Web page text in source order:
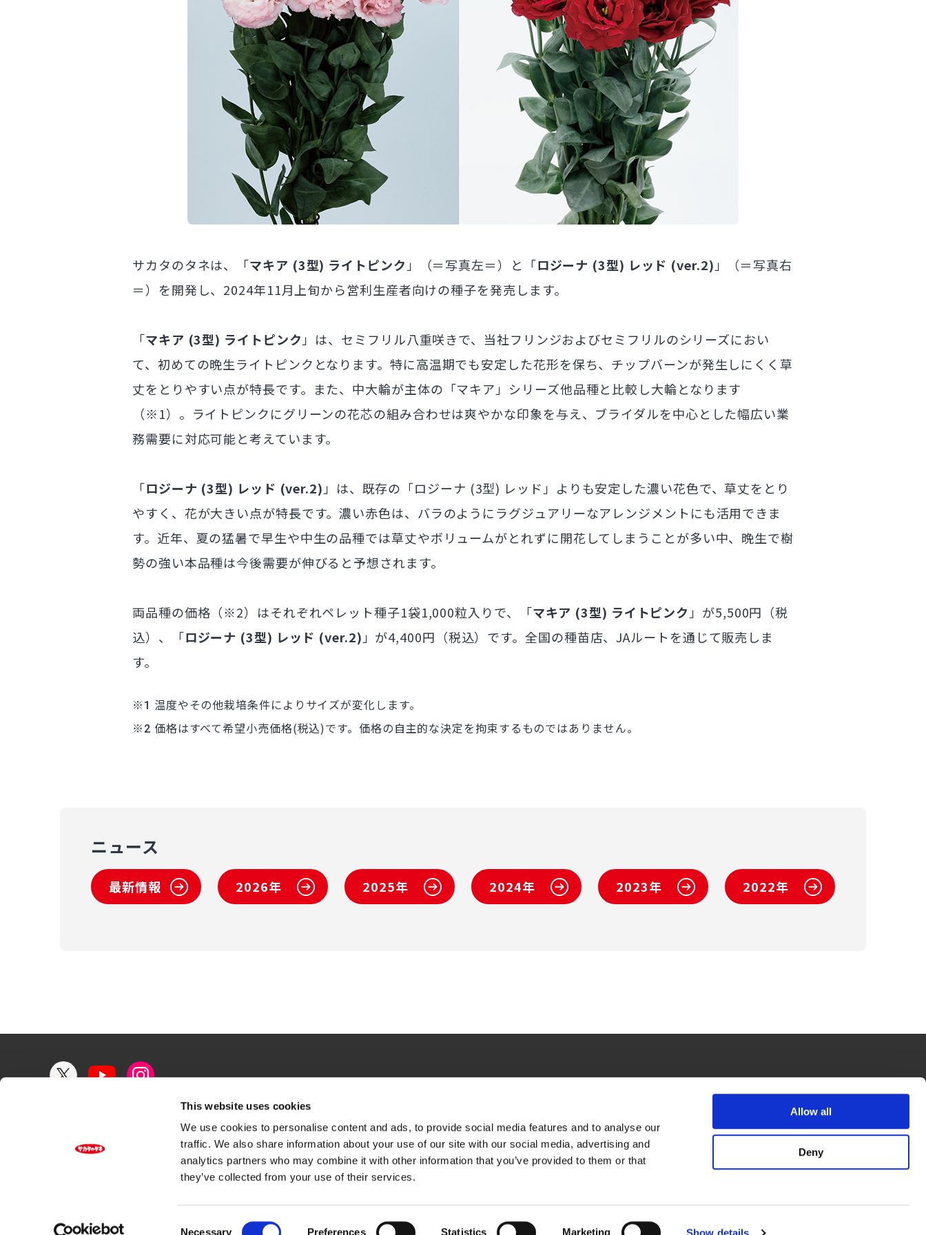
This website uses cookies
We use cookies to personalise content and ads, to provide social media features and to analyse our
traffic. We also share information about your use of our site with our social media, advertising and
analytics partners who may combine it with other information that you’ve provided to them or that
they’ve collected from your use of their services.
Necessary Preferences Statistics Marketing Show details
Allow all
Deny
サカタのタネは、「マキア (3型) ライトピンク」（＝写真左＝）と「ロジーナ (3型) レッド (ver.2)」（＝写真右
＝）を開発し、2024年11月上旬から営利生産者向けの種子を発売します。
「マキア (3型) ライトピンク」は、セミフリル八重咲きで、当社フリンジおよびセミフリルのシリーズにおい
て、初めての晩生ライトピンクとなります。特に高温期でも安定した花形を保ち、チップバーンが発生しにくく草
丈をとりやすい点が特長です。また、中大輪が主体の「マキア」シリーズ他品種と比較し大輪となります
（※1）。ライトピンクにグリーンの花芯の組み合わせは爽やかな印象を与え、ブライダルを中心とした幅広い業
務需要に対応可能と考えています。
「ロジーナ (3型) レッド (ver.2)」は、既存の「ロジーナ (3型) レッド」よりも安定した濃い花色で、草丈をとり
やすく、花が大きい点が特長です。濃い赤色は、バラのようにラグジュアリーなアレンジメントにも活用できま
す。近年、夏の猛暑で早生や中生の品種では草丈やボリュームがとれずに開花してしまうことが多い中、晩生で樹
勢の強い本品種は今後需要が伸びると予想されます。
両品種の価格（※2）はそれぞれペレット種子1袋1,000粒入りで、「マキア (3型) ライトピンク」が5,500円（税
込）、「ロジーナ (3型) レッド (ver.2)」が4,400円（税込）です。全国の種苗店、JAルートを通じて販売しま
す。
※
温度やその他栽培条件によりサイズが変化します。
※
価格はすべて希望小売価格(税込)です。価格の自主的な決定を拘束するものではありません。
ニュース
最新情報 2026年 2025年 2024年 2023年 2022年
研究開発 / 生産 企業情報 サステナビリティ 投資家情報 採用情報 タネのはなし
お問い合わせ サイトマップ ご利用規約 プライバシーポリシー ソーシャルメディアポリシー ご利用条件／推奨環境